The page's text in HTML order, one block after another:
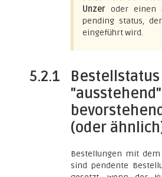
Unzer oder einen
pending status,
eingeführt wird.
5.2.1
Bestellstatus
(oder
Bestellungen mit
sind pendente